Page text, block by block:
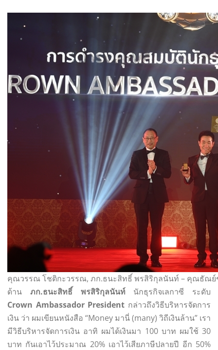
คุณวรรณ โชติกะวรรณ, ภก.ธนะสิทธิ์ พรสิริกุลนันท์ – คุณธัณย์
ด้าน ภก.ธนะสิทธิ์ พรสิริกุลนันท์นักธุรกิจเลกาซี ระดับ
Crown Ambassador President กล่าวถึงวิธีบริหารจัดการ
เงิน ว่า ผมเขียนหนังสือ “Money มานี่ (many) วิถีเงินล้าน” เรา
มีวิธีบริหารจัดการเงิน อาทิ ผมได้เงินมา 100 บาท ผมใช้ 30
บาท กันเอาไว้ประมาณ 20% เอาไว้เสียภาษีปลายปี อีก 50%